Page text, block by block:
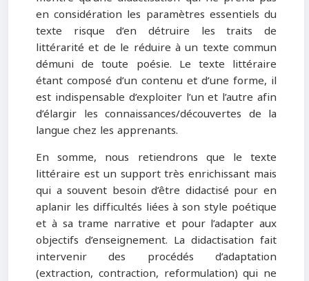
en considération les paramètres essentiels du
texte risque d’en détruire les traits de
littérarité et de le réduire à un texte commun
démuni de toute poésie. Le texte littéraire
étant composé d’un contenu et d’une forme, il
est indispensable d’exploiter l’un et l’autre afin
d’élargir les connaissances/découvertes de la
langue chez les apprenants.
En somme, nous retiendrons que le texte
littéraire est un support très enrichissant mais
qui a souvent besoin d’être didactisé pour en
aplanir les difficultés liées à son style poétique
et à sa trame narrative et pour l’adapter aux
objectifs d’enseignement. La didactisation fait
intervenir des procédés d’adaptation
(extraction, contraction, reformulation) qui ne